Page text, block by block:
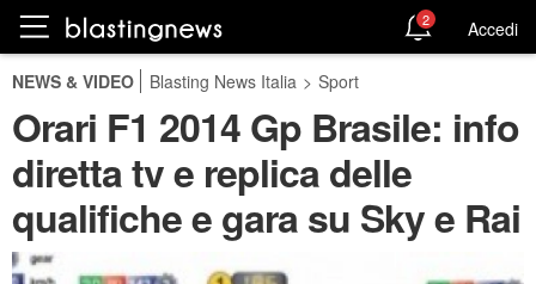
2 Accedi
NEWS & VIDEO Blasting News Italia > Sport
Orari F1 2014 Gp Brasile: info
diretta tv e replica delle
qualifiche e gara su Sky e Rai